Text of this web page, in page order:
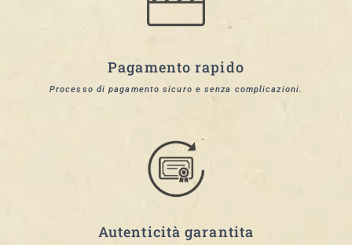
Pagamento rapido
Processo di pagamento sicuro e senza complicazioni.
Autenticità garantita